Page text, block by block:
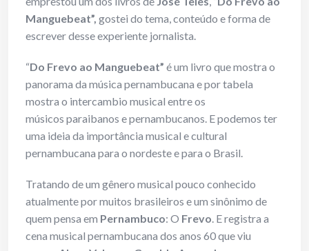
Manguebeat”, gostei do tema, conteúdo e forma de
escrever desse experiente jornalista.
“Do Frevo ao Manguebeat” é um livro que mostra o
panorama da música pernambucana e por tabela
mostra o intercambio musical entre os
músicos paraibanos e pernambucanos. E podemos ter
uma ideia da importância musical e cultural
pernambucana para o nordeste e para o Brasil.
Tratando de um gênero musical pouco conhecido
atualmente por muitos brasileiros e um sinônimo de
quem pensa em Pernambuco: O Frevo. E registra a
cena musical pernambucana dos anos 60 que viu